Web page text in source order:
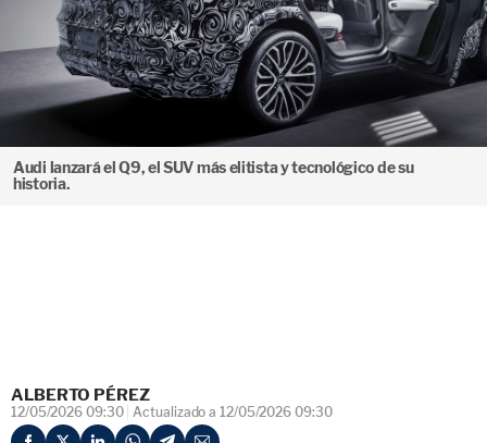
Audi lanzará el Q9, el SUV más elitista y tecnológico de su
historia.
ALBERTO PÉREZ
12/05/2026 09:30 Actualizado a 12/05/2026 09:30